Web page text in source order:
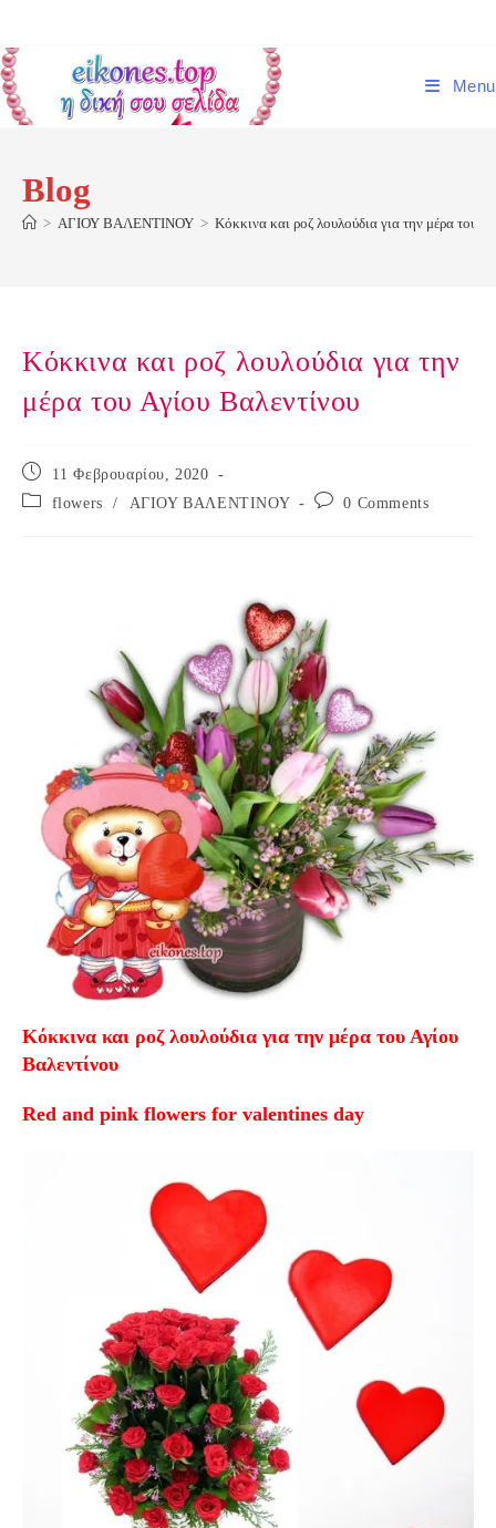
content
Menu
Blog
> ΑΓΙΟΥ ΒΑΛΕΝΤΙΝΟΥ > Κόκκινα και ροζ λουλούδια για την μέρα του
Κόκκινα και ροζ λουλούδια για την
μέρα του Αγίου Βαλεντίνου
Post
published:
11 Φεβρουαρίου, 2020
Post
flowers / ΑΓΙΟΥ ΒΑΛΕΝΤΙΝΟΥ
Post 0 Comments
Κόκκινα και ροζ λουλούδια για την μέρα του Αγίου
Βαλεντίνου
Red and pink flowers for valentines day